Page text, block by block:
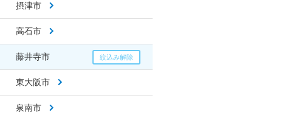
摂津市
高石市
藤井寺市
東大阪市
泉南市